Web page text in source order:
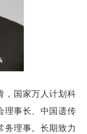
，国家万人计划科
理事长、中国遗传
务理事。长期致力